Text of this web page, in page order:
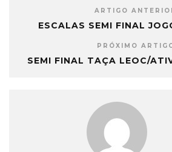
ARTIGO
ESCALAS SEMI FINAL
PRÓXIMO
SEMI FINAL TAÇA LEOC/